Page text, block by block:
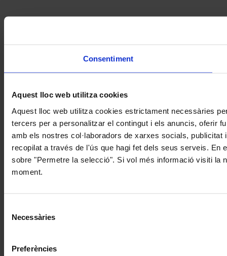
Consentiment
Aquest lloc web utilitza cookies
Aquest lloc web utilitza cookies estrictament necessàries
tercers per a personalitzar el contingut i els anuncis, oferir
amb els nostres col·laboradors de xarxes socials,
recopilat a través de l'ús que hagi fet dels seus serveis. En
sobre "Permetre la selecció". Si vol més informació visiti la
moment.
Necessàries
Preferències